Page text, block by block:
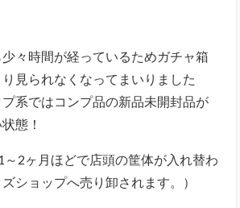
々時間が経っているためガチャ箱
見られなくなってまいりました
系ではコンプ品の新品未開封品が
態！
～2ヶ月ほどで店頭の筐体が入れ替わ
ショップへ売り卸されます。）